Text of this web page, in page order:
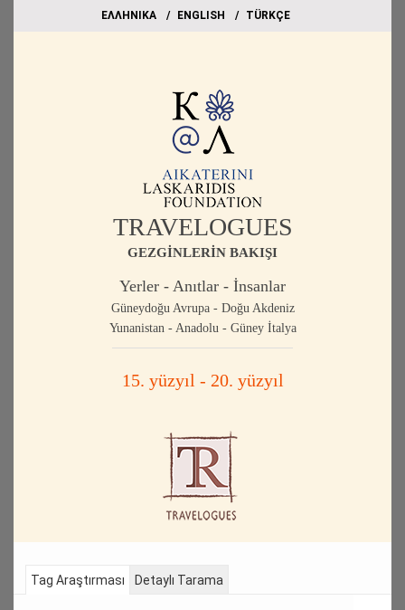
EΛΛΗΝΙΚΑ ΕΝGLISH TÜRKÇE
TRAVELOGUES
GEZGİNLERİN BAKIŞI
Yerler - Anıtlar - İnsanlar
Güneydoğu Avrupa - Doğu Akdeniz
Yunanistan - Anadolu - Güney İtalya
15. yüzyıl - 20. yüzyıl
Tag Araştırması Detaylı Tarama